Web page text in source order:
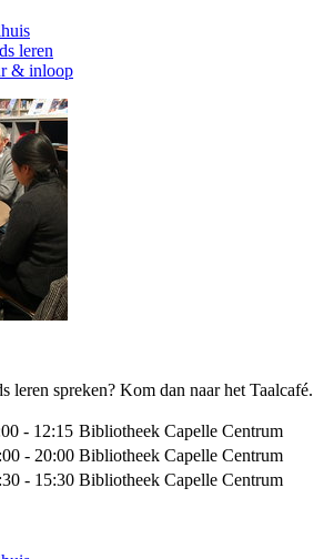
leren
& inloop
leren spreken? Kom dan naar het Taalcafé.
- 12:15 Bibliotheek Capelle Centrum
- 20:00 Bibliotheek Capelle Centrum
- 15:30 Bibliotheek Capelle Centrum